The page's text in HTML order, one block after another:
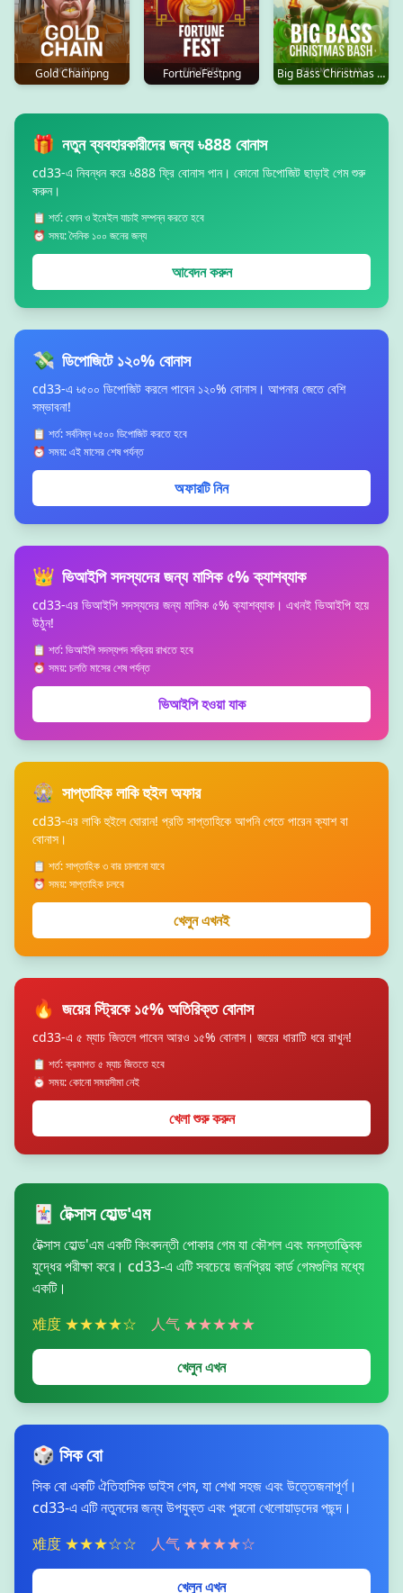
Gold Chainpng FortuneFestpng Big Bass Christmas Bashpng
🎁 নতুন ব্যবহারকারীদের জন্য ৳888 বোনাস
cd33-এ নিবন্ধন করে ৳888 ফ্রি বোনাস পান। কোনো ডিপোজিট ছাড়াই গেম শুরু
করুন।
📋 শর্ত: ফোন ও ইমেইল যাচাই সম্পন্ন করতে হবে
⏰ সময়: দৈনিক ১০০ জনের জন্য
আবেদন করুন
💸 ডিপোজিটে ১২০% বোনাস
cd33-এ ৳৫০০ ডিপোজিট করলে পাবেন ১২০% বোনাস। আপনার জেতে বেশি
সম্ভাবনা!
📋 শর্ত: সর্বনিম্ন ৳৫০০ ডিপোজিট করতে হবে
⏰ সময়: এই মাসের শেষ পর্যন্ত
অফারটি নিন
👑 ভিআইপি সদস্যদের জন্য মাসিক ৫% ক্যাশব্যাক
cd33-এর ভিআইপি সদস্যদের জন্য মাসিক ৫% ক্যাশব্যাক। এখনই ভিআইপি হয়ে
উঠুন!
📋 শর্ত: ভিআইপি সদস্যপদ সক্রিয় রাখতে হবে
⏰ সময়: চলতি মাসের শেষ পর্যন্ত
ভিআইপি হওয়া যাক
🎡 সাপ্তাহিক লাকি হুইল অফার
cd33-এর লাকি হুইলে ঘোরান! প্রতি সাপ্তাহিকে আপনি পেতে পারেন ক্যাশ বা
বোনাস।
📋 শর্ত: সাপ্তাহিক ৩ বার চালানো যাবে
⏰ সময়: সাপ্তাহিক চলবে
খেলুন এখনই
🔥 জয়ের স্ট্রিকে ১৫% অতিরিক্ত বোনাস
cd33-এ ৫ ম্যাচ জিতলে পাবেন আরও ১৫% বোনাস। জয়ের ধারাটি ধরে রাখুন!
📋 শর্ত: ক্রমাগত ৫ ম্যাচ জিততে হবে
⏰ সময়: কোনো সময়সীমা নেই
খেলা শুরু করুন
🃏 টেক্সাস হোল্ড'এম
টেক্সাস হোল্ড'এম একটি কিংবদন্তী পোকার গেম যা কৌশল এবং মনস্তাত্ত্বিক
যুদ্ধের পরীক্ষা করে। cd33-এ এটি সবচেয়ে জনপ্রিয় কার্ড গেমগুলির মধ্যে
একটি।
难度 ★★★★☆
人气 ★★★★★
খেলুন এখন
🎲 সিক বো
সিক বো একটি ঐতিহাসিক ডাইস গেম, যা শেখা সহজ এবং উত্তেজনাপূর্ণ।
cd33-এ এটি নতুনদের জন্য উপযুক্ত এবং পুরনো খেলোয়াড়দের পছন্দ।
难度 ★★★☆☆
人气 ★★★★☆
খেলুন এখন